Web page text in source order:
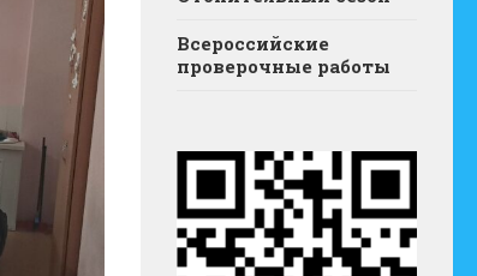
Всероссийские
проверочные работы